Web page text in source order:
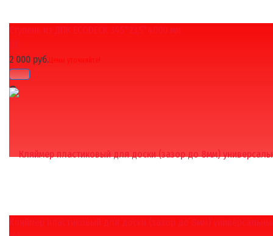
избранное сравнить
избранное сравнить
Ступень из ДПК ECODECK 345*23,5*4000 мм
(0)
2 000 руб.Цены уточняйте!
Кляймер пластиковый для доски (зазор до 8мм)